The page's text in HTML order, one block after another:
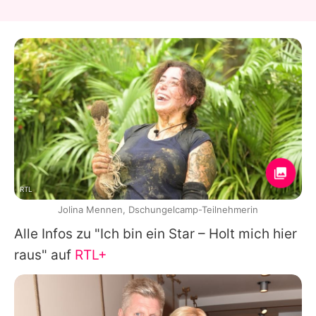
Alle Infos zu "Ich bin ein Star – Holt mich hier
raus" auf RTL+
RTL
Jolina Mennen, Dschungelcamp-Teilnehmerin